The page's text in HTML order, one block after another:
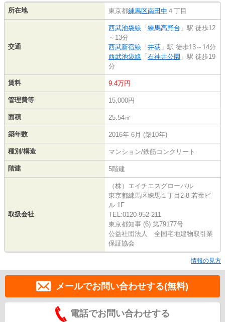
所在地 東京都練馬区南田中 ４丁目
交通
西武池袋線 「 練馬高野台 」駅 徒歩12
～13分
西武新宿線 「 井荻 」駅 徒歩13～14分
西武池袋線 「 石神井公園 」駅 徒歩19
分
賃料 9.4万円
管理費等 15,000円
面積 25.54㎡
築年数 2016年 6月 (築10年)
種別/構造 マンション/鉄筋コンクリート
階建 5階建
取扱会社
（株）エイチエスグローバル
東京都練馬区練馬１丁目2-8 若葉ビ
ル 1F
TEL:0120-952-211
東京都知事 (6) 第79177号
公益社団法人 全国宅地建物取引業
保証協会
情報の見方
メールでお問い合わせする(無料)
電話でお問い合わせする